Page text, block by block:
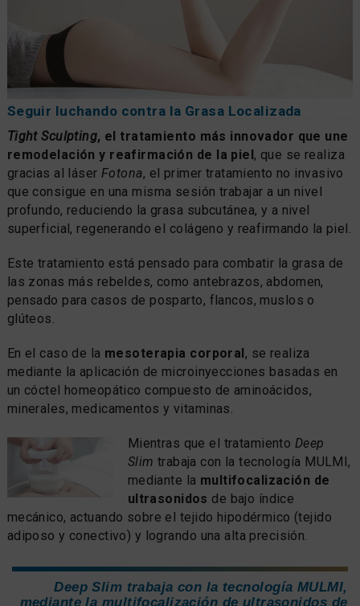
Seguir luchando contra la Grasa Localizada
Tight Sculpting, el tratamiento más innovador que une
remodelación y reafirmación de la piel, que se realiza
gracias al láserFotona, el primer tratamiento no invasivo
que consigue en una misma sesión trabajar a un nivel
profundo, reduciendo la grasa subcutánea, y a nivel
superficial, regenerando el colágeno y reafirmando la piel.
Este tratamiento está pensado para combatir la grasa de
las zonas más rebeldes, como antebrazos, abdomen,
pensado para casos de posparto, flancos, muslos o
glúteos.
En el caso de la mesoterapia corporal , se realiza
mediante la aplicación de microinyecciones basadas en
un cóctel homeopático compuesto de aminoácidos,
minerales, medicamentos y vitaminas.
Mientras que el tratamiento Deep
Slim trabaja con la tecnología MULMI,
mediante la multifocalización de
ultrasonidos de bajo índice
mecánico, actuando sobre el tejido hipodérmico (tejido
adiposo y conectivo) y logrando una alta precisión.
Deep Slim trabaja con la tecnología MULMI,
mediante la multifocalización de ultrasonidos de